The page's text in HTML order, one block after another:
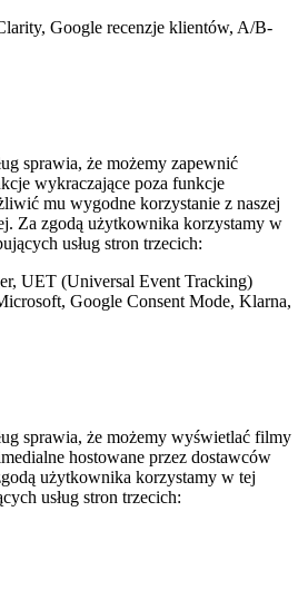
Google recenzje klientów, A/B-
sprawia, że możemy zapewnić
wykraczające poza funkcje
mu wygodne korzystanie z naszej
Za zgodą użytkownika korzystamy w
usług stron trzecich:
UET (Universal Event Tracking)
Google Consent Mode, Klarna,
sprawia, że możemy wyświetlać filmy
hostowane przez dostawców
użytkownika korzystamy w tej
usług stron trzecich: